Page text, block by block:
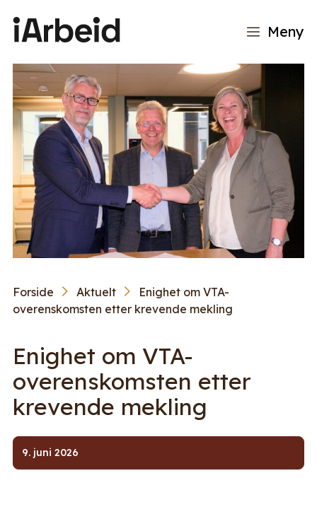
Meny
Forside Aktuelt
Enighet om VTA-
overenskomsten etter krevende mekling
Enighet om VTA-
overenskomsten etter
krevende mekling
9. juni 2026